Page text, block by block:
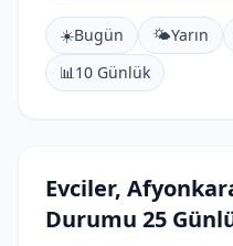
☀️Bugün 🌤️Yarın
📊10 Günlük
Evciler,
Durumu 25